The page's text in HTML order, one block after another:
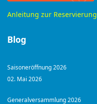
Anleitung zur Reservierung
Blog
Saisoneröffnung 2026
02. Mai 2026
Generalversammlung 2026